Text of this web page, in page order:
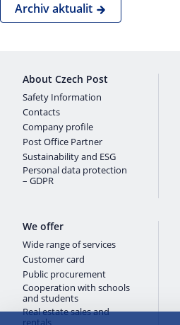
Archiv aktualit
About Czech Post
Safety Information
Contacts
Company profile
Post Office Partner
Sustainability and ESG
Personal data protection
– GDPR
We offer
Wide range of services
Customer card
Public procurement
Cooperation with schools
and students
Real estate sales and
rentals